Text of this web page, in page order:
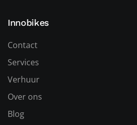
Innobikes
Contact
Services
Verhuur
Over ons
Blog